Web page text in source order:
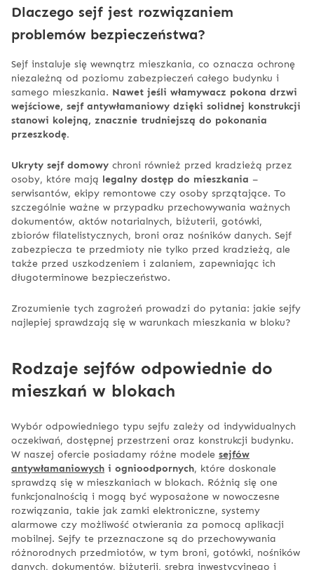
Dlaczego sejf jest rozwiązaniem
problemów bezpieczeństwa?
Sejf instaluje się wewnątrz mieszkania, co oznacza ochronę
niezależną od poziomu zabezpieczeń całego budynku i
samego mieszkania. Nawet jeśli włamywacz pokona drzwi
wejściowe, sejf antywłamaniowy dzięki solidnej konstrukcji
stanowi kolejną, znacznie trudniejszą do pokonania
przeszkodę.
Ukryty sejf domowy chroni również przed kradzieżą przez
osoby, które mają legalny dostęp do mieszkania –
serwisantów, ekipy remontowe czy osoby sprzątające. To
szczególnie ważne w przypadku przechowywania ważnych
dokumentów, aktów notarialnych, biżuterii, gotówki,
zbiorów filatelistycznych, broni oraz nośników danych. Sejf
zabezpiecza te przedmioty nie tylko przed kradzieżą, ale
także przed uszkodzeniem i zalaniem, zapewniając ich
długoterminowe bezpieczeństwo.
Zrozumienie tych zagrożeń prowadzi do pytania: jakie sejfy
najlepiej sprawdzają się w warunkach mieszkania w bloku?
Rodzaje sejfów odpowiednie do
mieszkań w blokach
Wybór odpowiedniego typu sejfu zależy od indywidualnych
oczekiwań, dostępnej przestrzeni oraz konstrukcji budynku.
W naszej ofercie posiadamy różne modele sejfów
antywłamaniowych i ognioodpornych, które doskonale
sprawdzą się w mieszkaniach w blokach. Różnią się one
funkcjonalnością i mogą być wyposażone w nowoczesne
rozwiązania, takie jak zamki elektroniczne, systemy
alarmowe czy możliwość otwierania za pomocą aplikacji
mobilnej. Sejfy te przeznaczone są do przechowywania
różnorodnych przedmiotów, w tym broni, gotówki, nośników
danych, dokumentów, biżuterii, srebra inwestycyjnego i